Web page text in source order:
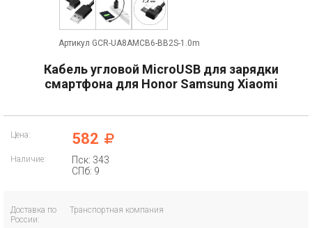
Артикул GCR-UA8AMCB6-BB2S-1.0m
Кабель угловой MicroUSB для зарядки
смартфона для Honor Samsung Xiaomi
Цена: 582
Наличие:
Пск: 343
СПб: 9
Доставка по
России:
Транспортная компания